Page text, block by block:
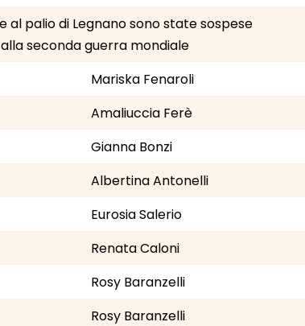
al palio di Legnano sono state sospese
seconda guerra mondiale
Mariska Fenaroli
Amaliuccia Ferè
Gianna Bonzi
Albertina Antonelli
Eurosia Salerio
Renata Caloni
Rosy Baranzelli
Rosy Baranzelli